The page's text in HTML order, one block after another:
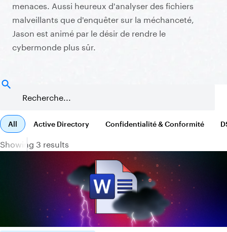
menaces. Aussi heureux d'analyser des fichiers
malveillants que d'enquêter sur la méchanceté,
Jason est animé par le désir de rendre le
cybermonde plus sûr.
All Active Directory Confidentialité & Conformité
Showing 3 results